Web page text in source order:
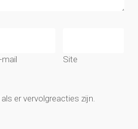
mail Site
er vervolgreacties zijn.